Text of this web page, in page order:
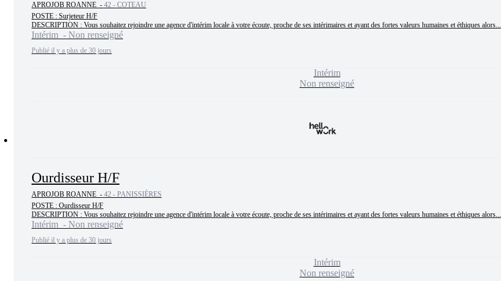
APROJOB ROANNE - 42 - COTEAU
POSTE : Surjeteur H/F
DESCRIPTION : Vous souhaitez rejoindre une agence d'intérim locale à votre écoute, proche de ses intérimaires et ayant des fortes valeurs humaines et éthiques alors...
Intérim - Non renseigné
Publié il y a plus de 30 jours
Intérim
Non renseigné
Ourdisseur H/F
APROJOB ROANNE - 42 - PANISSIÈRES
POSTE : Ourdisseur H/F
DESCRIPTION : Vous souhaitez rejoindre une agence d'intérim locale à votre écoute, proche de ses intérimaires et ayant des fortes valeurs humaines et éthiques alors...
Intérim - Non renseigné
Publié il y a plus de 30 jours
Intérim
Non renseigné